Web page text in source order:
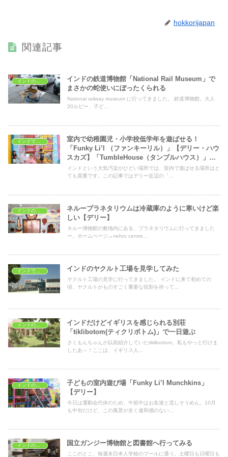
hokkorijapan
関連記事
インドの子どもの遊び場
インドの鉄道博物館「National Rail Museum」で
まさかの蛇使いにぼったくられる
National railway museum に行ってきました。 鉄道博物館。大人
20ルピー、子ど...
インドで子育て
室内で幼稚園児・小学校低学年を遊ばせる！
「Funky Li’l （ファンキーリル）」【デリー・ハウ
スカズ】「TumbleHouse（タンブルハウス）」
【デリー・ディフェンスコロニー】2023年情報更
新
インドという大気汚染がひどい場所では、室内で遊ばせる場所はと
ても貴重です。この記事ではデリー近辺の「...
インドの子どもの遊び場
ネループラネタリウムは冷蔵庫のように寒いけど楽
しい【デリー】
ネルー博物館の敷地内にある、プラネタリウムに行ってきました
ー。ホームページ→nehru centre...
インドで学ぶ インドのヤクルト工場を見学してみた
ヤクルト工場の見学に行ってきました。 インドに来て初めての
頃、ヤクルトがものすごく重要な役割を持って...
インドだけどイギリスを感じられる別荘
「tiklibotom(ティクリボトム)」で一日遊ぶ
さくもんちゃんが以前紹介していたtiklibottom、私もやっと行けま
したあ～！ここは、イギリス人...
子どもの室内遊び場「Funky Li’l Munchkins」
【デリー】
今日は運動会代休のため、午前中はお友達と流しそうめん。10月
も中旬だけど、この風景が全く違和感のない...
国立ガンジー博物館と図書館へ行ってみる
ここのとこ、毎週末日本人学校のプールに通う。土曜日も日曜日も